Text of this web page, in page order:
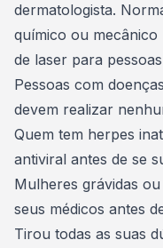
dermatologista.
químico ou mecânico
de laser para
Pessoas com
devem realizar
Quem tem herpes
antiviral antes de se
Mulheres grávidas
seus médicos antes
Tirou todas as suas